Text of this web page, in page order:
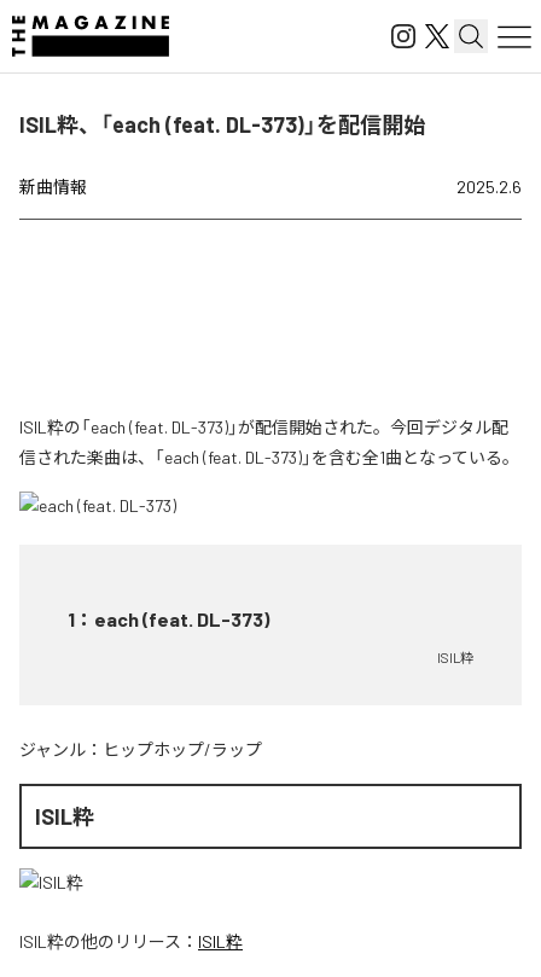
ISIL粋、「each (feat. DL-373)」を配信開始
新曲情報 2025.2.6
ISIL粋の「each (feat. DL-373)」が配信開始された。今回デジタル配
信された楽曲は、「each (feat. DL-373)」を含む全1曲となっている。
1 ： each (feat. DL-373)
ISIL粋
ジャンル： ヒップホップ/ラップ
ISIL粋
ISIL粋の他のリリース： ISIL粋